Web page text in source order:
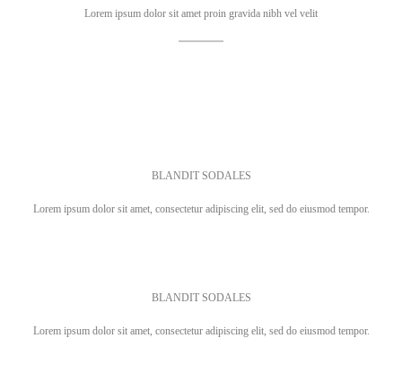
Lorem ipsum dolor sit amet proin gravida nibh vel velit
BLANDIT SODALES
Lorem ipsum dolor sit amet, consectetur adipiscing elit, sed do eiusmod tempor.
BLANDIT SODALES
Lorem ipsum dolor sit amet, consectetur adipiscing elit, sed do eiusmod tempor.